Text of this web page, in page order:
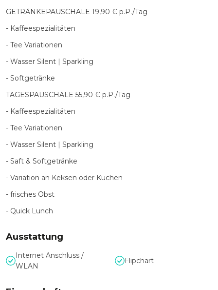
GETRÄNKEPAUSCHALE 19,90 € p.P./Tag
- Kaffeespezialitäten
- Tee Variationen
- Wasser Silent | Sparkling
- Softgetränke
TAGESPAUSCHALE 55,90 € p.P./Tag
- Kaffeespezialitäten
- Tee Variationen
- Wasser Silent | Sparkling
- Saft & Softgetränke
- Variation an Keksen oder Kuchen
- frisches Obst
- Quick Lunch
Ausstattung
Internet Anschluss /
WLAN
Flipchart